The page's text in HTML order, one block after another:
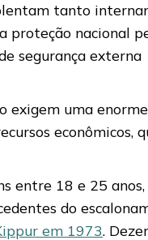
tanto
proteção nacional
segurança externa
exigem uma enorme
econômicos,
entre 18 e 25 anos,
do
em 1973.